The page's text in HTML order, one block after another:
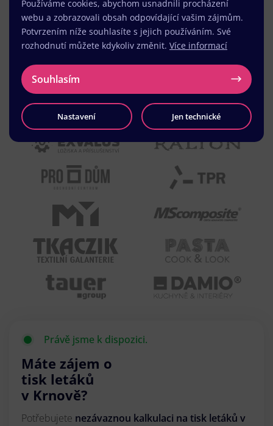
Právě jsme k dispozici.
Máte zájem o
tisk letáků
v Krnově?
Potřebujete nezávaznou kalkulaci na tisk letáků v
Používáme cookies, abychom usnadnili procházení
webu a zobrazovali obsah odpovídající vašim zájmům.
Potvrzením níže souhlasíte s jejich používáním. Své
rozhodnutí můžete kdykoliv změnit. Více informací
Souhlasím
Nastavení Jen technické